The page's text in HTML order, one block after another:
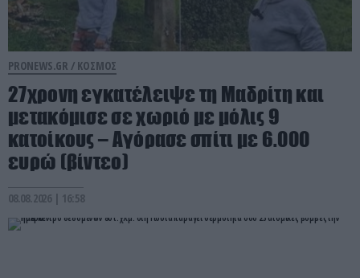
PRONEWS.GR / ΚΟΣΜΟΣ
27χρονη εγκατέλειψε τη Μαδρίτη και
μετακόμισε σε χωριό με μόλις 9
κατοίκους – Αγόρασε σπίτι με 6.000
ευρώ (βίντεο)
08.08.2026 | 16:58